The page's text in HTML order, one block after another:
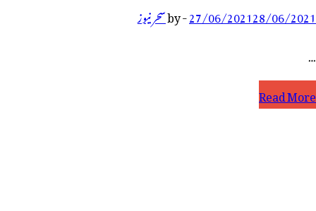
27/06/202128/06/2021
-
byسحر نیوز
…
Read More